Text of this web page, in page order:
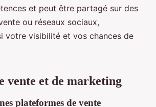
et peut être partagé sur des
ou réseaux sociaux,
votre visibilité et vos chances de
vente et de marketing
plateformes de vente